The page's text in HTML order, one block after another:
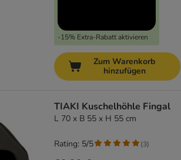
-15% Extra-Rabatt aktivieren
Zum Warenkorb
hinzufügen
TIAKI Kuschelhöhle Fingal
L 70 x B 55 x H 55 cm
Rating: 5/5 (3)